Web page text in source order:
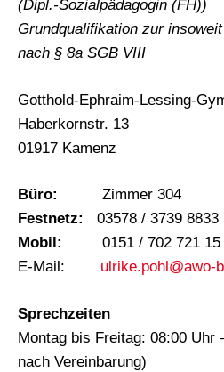
(Dipl.-Sozialpädagogin (FH))
Grundqualifikation zur
nach § 8a SGB VIII
Gotthold-Ephraim-Lessing-
Haberkornstr. 13
01917 Kamenz
Büro:
Zimmer 304
Festnetz: 03578 / 3739 8833
Mobil: 0151 / 702 721 15
E-Mail: ulrike.pohl@awo-
Sprechzeiten
Montag bis Freitag: 08:00 Uhr
nach Vereinbarung)